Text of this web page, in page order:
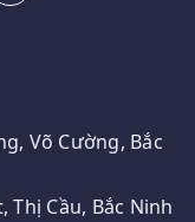
Võ Cường, Bắc
Thị Cầu, Bắc Ninh